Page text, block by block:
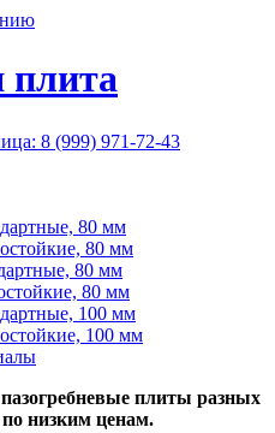
плита
8 (999) 971-72-43
80 мм
80 мм
80 мм
80 мм
100 мм
100 мм
плиты разных
низким ценам.